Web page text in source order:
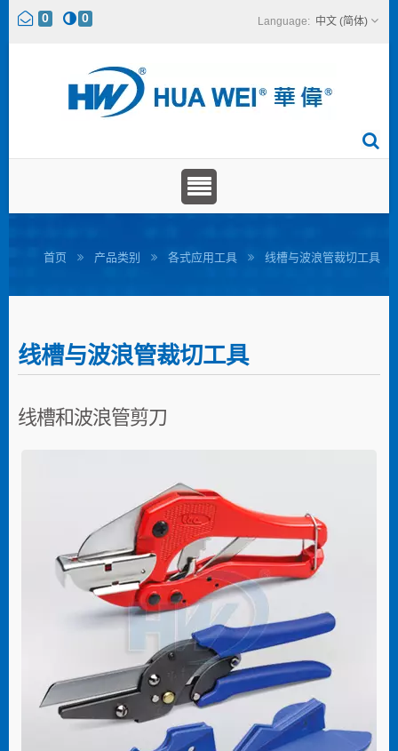
0 0 中文 (简体)
首页 产品类别 各式应用工具 线槽与波浪管裁切工具
线槽与波浪管裁切工具
线槽和波浪管剪刀